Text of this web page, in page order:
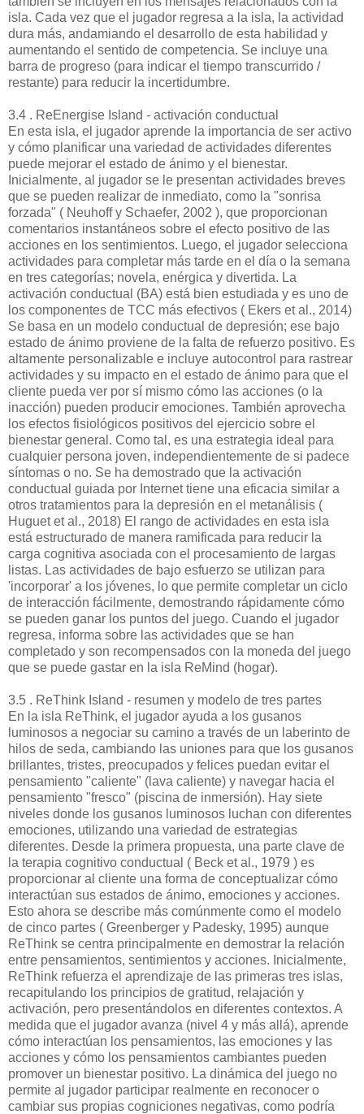
isla. Cada vez que el jugador regresa a la isla, la actividad
dura más, andamiando el desarrollo de esta habilidad y
aumentando el sentido de competencia. Se incluye una
barra de progreso (para indicar el tiempo transcurrido /
restante) para reducir la incertidumbre.
3.4 . ReEnergise Island - activación conductual
En esta isla, el jugador aprende la importancia de ser activo
y cómo planificar una variedad de actividades diferentes
puede mejorar el estado de ánimo y el bienestar.
Inicialmente, al jugador se le presentan actividades breves
que se pueden realizar de inmediato, como la "sonrisa
forzada" ( Neuhoff y Schaefer, 2002 ), que proporcionan
comentarios instantáneos sobre el efecto positivo de las
acciones en los sentimientos. Luego, el jugador selecciona
actividades para completar más tarde en el día o la semana
en tres categorías; novela, enérgica y divertida. La
activación conductual (BA) está bien estudiada y es uno de
los componentes de TCC más efectivos ( Ekers et al., 2014)
Se basa en un modelo conductual de depresión; ese bajo
estado de ánimo proviene de la falta de refuerzo positivo. Es
altamente personalizable e incluye autocontrol para rastrear
actividades y su impacto en el estado de ánimo para que el
cliente pueda ver por sí mismo cómo las acciones (o la
inacción) pueden producir emociones. También aprovecha
los efectos fisiológicos positivos del ejercicio sobre el
bienestar general. Como tal, es una estrategia ideal para
cualquier persona joven, independientemente de si padece
síntomas o no. Se ha demostrado que la activación
conductual guiada por Internet tiene una eficacia similar a
otros tratamientos para la depresión en el metanálisis (
Huguet et al., 2018) El rango de actividades en esta isla
está estructurado de manera ramificada para reducir la
carga cognitiva asociada con el procesamiento de largas
listas. Las actividades de bajo esfuerzo se utilizan para
'incorporar' a los jóvenes, lo que permite completar un ciclo
de interacción fácilmente, demostrando rápidamente cómo
se pueden ganar los puntos del juego. Cuando el jugador
regresa, informa sobre las actividades que se han
completado y son recompensados ​​con la moneda del juego
que se puede gastar en la isla ReMind (hogar).
3.5 . ReThink Island - resumen y modelo de tres partes
En la isla ReThink, el jugador ayuda a los gusanos
luminosos a negociar su camino a través de un laberinto de
hilos de seda, cambiando las uniones para que los gusanos
brillantes, tristes, preocupados y felices puedan evitar el
pensamiento "caliente" (lava caliente) y navegar hacia el
pensamiento "fresco" (piscina de inmersión). Hay siete
niveles donde los gusanos luminosos luchan con diferentes
emociones, utilizando una variedad de estrategias
diferentes. Desde la primera propuesta, una parte clave de
la terapia cognitivo conductual ( Beck et al., 1979 ) es
proporcionar al cliente una forma de conceptualizar cómo
interactúan sus estados de ánimo, emociones y acciones.
Esto ahora se describe más comúnmente como el modelo
de cinco partes ( Greenberger y Padesky, 1995) aunque
ReThink se centra principalmente en demostrar la relación
entre pensamientos, sentimientos y acciones. Inicialmente,
ReThink refuerza el aprendizaje de las primeras tres islas,
recapitulando los principios de gratitud, relajación y
activación, pero presentándolos en diferentes contextos. A
medida que el jugador avanza (nivel 4 y más allá), aprende
cómo interactúan los pensamientos, las emociones y las
acciones y cómo los pensamientos cambiantes pueden
promover un bienestar positivo. La dinámica del juego no
permite al jugador participar realmente en reconocer o
cambiar sus propias cogniciones negativas, como podría